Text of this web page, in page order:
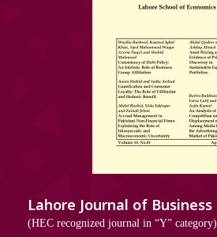
Lahore Journal of Business
(HEC recognized journal in “Y” category)